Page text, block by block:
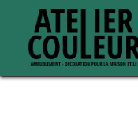
Se rendre au contenu